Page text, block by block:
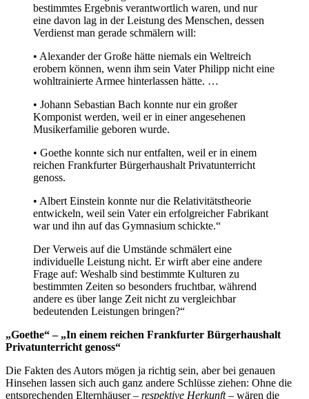
bestimmtes Ergebnis verantwortlich waren, und nur
eine davon lag in der Leistung des Menschen, dessen
Verdienst man gerade schmälern will:
• Alexander der Große hätte niemals ein Weltreich
erobern können, wenn ihm sein Vater Philipp nicht eine
wohltrainierte Armee hinterlassen hätte. …
• Johann Sebastian Bach konnte nur ein großer
Komponist werden, weil er in einer angesehenen
Musikerfamilie geboren wurde.
• Goethe konnte sich nur entfalten, weil er in einem
reichen Frankfurter Bürgerhaushalt Privatunterricht
genoss.
• Albert Einstein konnte nur die Relativitätstheorie
entwickeln, weil sein Vater ein erfolgreicher Fabrikant
war und ihn auf das Gymnasium schickte.“
Der Verweis auf die Umstände schmälert eine
individuelle Leistung nicht. Er wirft aber eine andere
Frage auf: Weshalb sind bestimmte Kulturen zu
bestimmten Zeiten so besonders fruchtbar, während
andere es über lange Zeit nicht zu vergleichbar
bedeutenden Leistungen bringen?“
„Goethe“ – „In einem reichen Frankfurter Bürgerhaushalt
Privatunterricht genoss“
Die Fakten des Autors mögen ja richtig sein, aber bei genauen
Hinsehen lassen sich auch ganz andere Schlüsse ziehen: Ohne die
entsprechenden Elternhäuser – respektive Herkunft– wären die